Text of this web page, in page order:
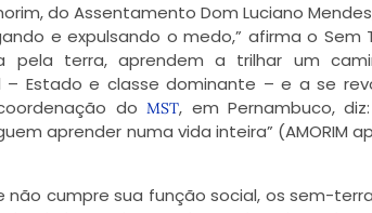
do Assentamento Dom Luciano
e expulsando o medo,” afirma o Sem
pela terra, aprendem a trilhar um
Estado e classe dominante – e a se
doMST, em Pernambuco,
aprender numa vida inteira” (AMORIM
cumpre sua função social, os sem-